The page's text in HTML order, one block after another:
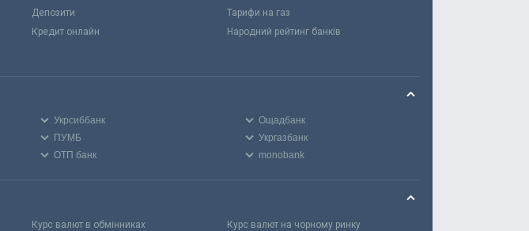
Депозити
Тарифи на газ
Кредит онлайн
Народний рейтинг банків
Укрсиббанк
Ощадбанк
ПУМБ
Укргазбанк
ОТП банк monobank
Курс валют в обмінниках
Курс валют на чорному ринку